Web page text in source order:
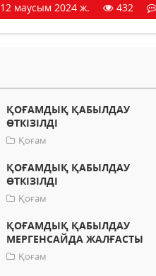
12 маусым 2024 ж. 432
ҚОҒАМДЫҚ ҚАБЫЛДАУ
ӨТКІЗІЛДІ
Қоғам
ҚОҒАМДЫҚ ҚАБЫЛДАУ
ӨТКІЗІЛДІ
Қоғам
ҚОҒАМДЫҚ ҚАБЫЛДАУ
МЕРГЕНСАЙДА ЖАЛҒАСТЫ
Қоғам